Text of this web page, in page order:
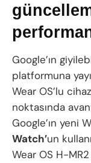
Google’ın
platformuna
Wear OS’lu
noktasında
Google’ın yeni
Watch’un
Wear OS H-